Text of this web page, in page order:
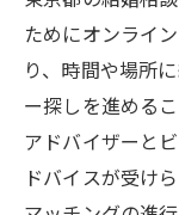
ためにオンライ
り、時間や場所
ー探しを進める
アドバイザーと
ドバイスが受け